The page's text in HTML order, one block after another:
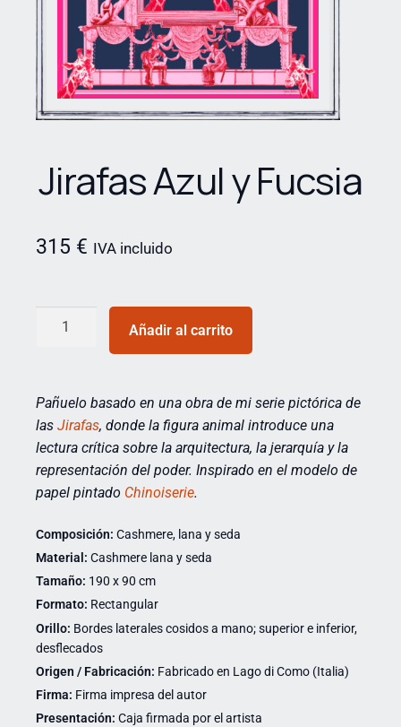
Jirafas Azul y Fucsia
315 € IVA incluido
Añadir al carrito
Pañuelo basado en una obra de mi serie pictórica de
las Jirafas, donde la figura animal introduce una
lectura crítica sobre la arquitectura, la jerarquía y la
representación del poder. Inspirado en el modelo de
papel pintado Chinoiserie.
Composición: Cashmere, lana y seda
Material: Cashmere lana y seda
Tamaño: 190 x 90 cm
Formato: Rectangular
Orillo: Bordes laterales cosidos a mano; superior e inferior,
desflecados
Origen / Fabricación: Fabricado en Lago di Como (Italia)
Firma: Firma impresa del autor
Presentación: Caja firmada por el artista